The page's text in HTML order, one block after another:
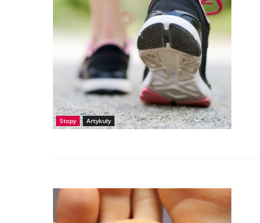
Stopy Artykuły
Źródło: Photogenica-PHX177361402